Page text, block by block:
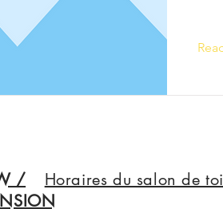
/
Horaires du salon de